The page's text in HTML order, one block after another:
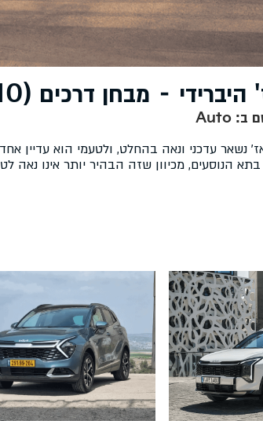
– מבחן דרכים (210 כ"ס, פרמיום)
נשאר עדכני ונאה בהחלט, ולטעמי הוא עדיין
הנוסעים, מכיוון שזה הבהיר יותר אינו נאה